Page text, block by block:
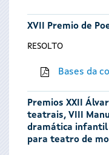
XVII Premio de
RESOLTO
Bases da
Premios XXII
teatrais, VIII
dramática infantil
para teatro de